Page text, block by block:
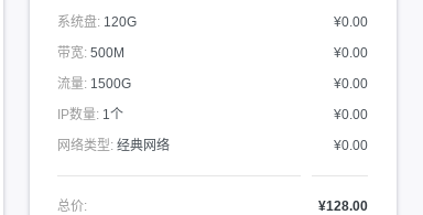
系统盘: 120G
¥0.00
带宽: 500M
¥0.00
流量: 1500G
¥0.00
IP数量: 1个
¥0.00
网络类型: 经典网络 ¥0.00
总价: ¥128.00